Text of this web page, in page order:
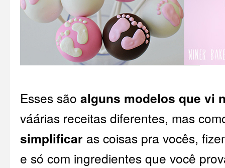
Esses são alguns modelos que vi
váárias receitas diferentes, mas
simplificar as coisas pra vocês,
e só com ingredientes que você